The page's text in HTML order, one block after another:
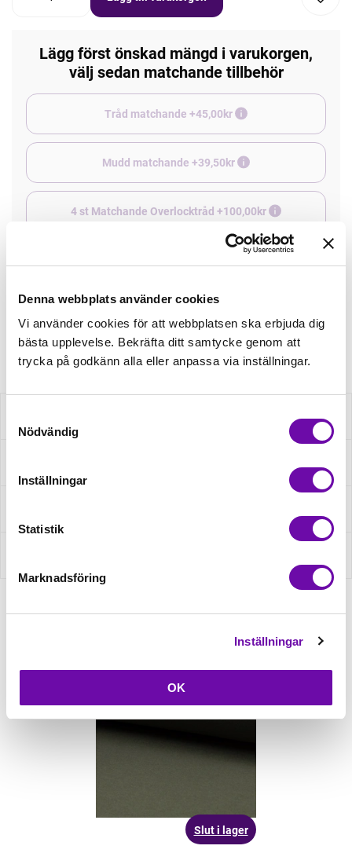
Denna webbplats använder cookies
Vi använder cookies för att webbplatsen ska erbjuda dig
bästa upplevelse. Bekräfta ditt samtycke genom att
trycka på godkänn alla eller anpassa via inställningar.
Nödvändig
Inställningar
Statistik
Marknadsföring
Inställningar
OK
Lägg först önskad mängd i varukorgen,
välj sedan matchande tillbehör
Tråd matchande +45,00kr
Mudd matchande +39,50kr
4 st Matchande Overlocktråd +100,00kr
Minsta beställning: 0.5 m
Artikelnr: RS0202-280
Relaterade produkter
Slut i lager